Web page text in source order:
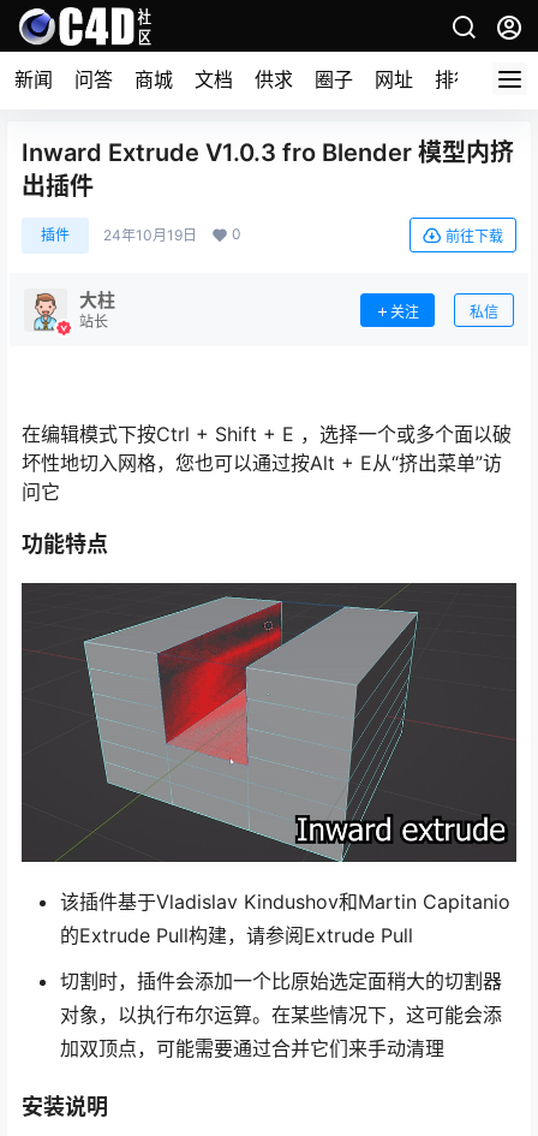
新闻 问答 商城 文档 供求 圈子 网址 排行榜
Inward Extrude V1.0.3 fro Blender 模型内挤
出插件
插件 24年10月19日 0 前往下载
大柱
站长
关注 私信
在编辑模式下按Ctrl + Shift + E ，选择一个或多个面以破
坏性地切入网格，您也可以通过按Alt + E从“挤出菜单”访
问它
功能特点
该插件基于Vladislav Kindushov和Martin Capitanio
的Extrude Pull构建，请参阅Extrude Pull​
切割时，插件会添加一个比原始选定面稍大的切割器
对象，以执行布尔运算。在某些情况下，这可能会添
加双顶点，可能需要通过合并它们来手动清理
安装说明